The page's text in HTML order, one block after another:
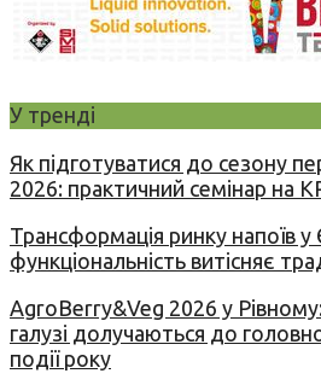
У тренді
Як підготуватися до сезону
2026: практичний семінар на
Трансформація ринку напоїв у
функціональність витісняє
AgroBerry&Veg 2026 у Рівному:
галузі долучаються до
події року